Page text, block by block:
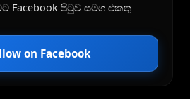
Facebook පිටුව සමග එකතු
on Facebook